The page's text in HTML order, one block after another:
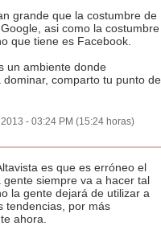
grande que la costumbre de
asi como la costumbre
que tiene es Facebook.
un ambiente donde
comparto tu punto de
- 03:24 PM (15:24 horas)
es que es erróneo el
siempre va a hacer tal
la gente dejará de utilizar a
tendencias, por más
ahora.